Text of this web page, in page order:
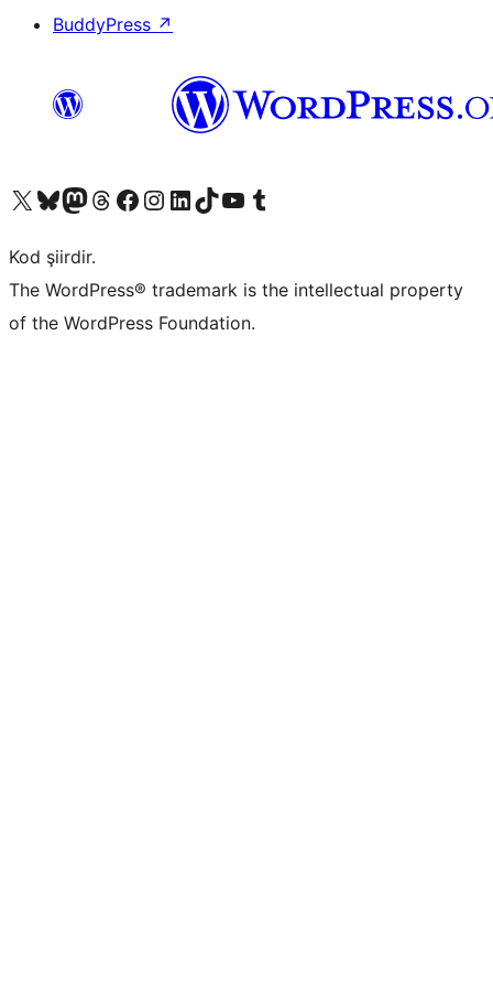
BuddyPress ↗
X (eski Twitter) hesabımıza bakın
Bluesky hesabımızı ziyaret edinMastodon hesabımızı ziyaret edinThreads hesabımızı ziyaret edinFacebook sayfamızı ziyaret edinInstagram hesabımızı ziyaret edinLinkedIn hesabımızı ziyaret edinTikTok hesabımızı ziyaret edinYouTube kanalımızı ziyaret edinTumblr hesabımızı ziyaret edin
Kod şiirdir.
The WordPress® trademark is the intellectual property
of the WordPress Foundation.